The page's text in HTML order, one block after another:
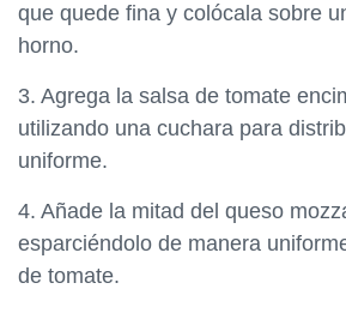
que quede fina y colócala sobre
horno.
3. Agrega la salsa de tomate
utilizando una cuchara para
uniforme.
4. Añade la mitad del queso
esparciéndolo de manera
de tomate.